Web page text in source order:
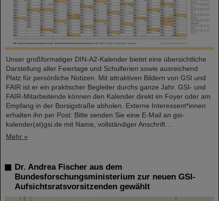
Unser großformatiger DIN-A2-Kalender bietet eine übersichtliche
Darstellung aller Feiertage und Schulferien sowie ausreichend
Platz für persönliche Notizen. Mit attraktiven Bildern von GSI und
FAIR ist er ein praktischer Begleiter durchs ganze Jahr. GSI- und
FAIR-Mitarbeitende können den Kalender direkt im Foyer oder am
Empfang in der Borsigstraße abholen. Externe Interessent*innen
erhalten ihn per Post: Bitte senden Sie eine E-Mail an gsi-
kalender(at)gsi.de mit Name, vollständiger Anschrift…
Mehr »
Dr. Andrea Fischer aus dem
Bundesforschungsministerium zur neuen GSI-
Aufsichtsratsvorsitzenden gewählt